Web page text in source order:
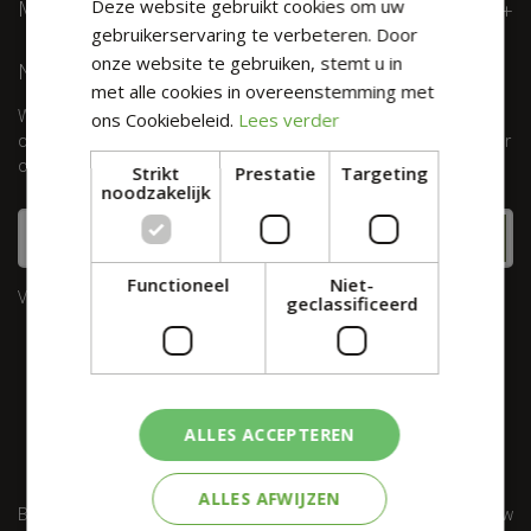
MEER INFORMATIE
NIEUWSBRIEF
Wil je maximaal 1 keer per week onze digitale nieuwsbrief
ontvangen? Meld je dan hier aan! Wij slaan jouw gegevens secuur
op conform onze privacy policy.
Velden met zijn verplicht.
Barbecues Restaurant Landal Elfstedenhart Kerstshow
Deze website gebruikt cookies om uw
gebruikerservaring te verbeteren. Door
onze website te gebruiken, stemt u in
met alle cookies in overeenstemming met
ons Cookiebeleid. Lees verder
Strikt
noodzakelijk
Prestatie Targeting
Functioneel
Niet-
geclassificeerd
ALLES ACCEPTEREN
ALLES AFWIJZEN